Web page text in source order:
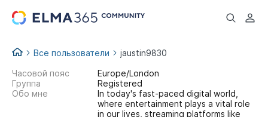
...
Все пользователи jaustin9830
Часовой пояс
Europe/London
Группа
Registered
Обо мне
In today's fast-paced digital world,
where entertainment plays a vital role
in our lives, streaming platforms like